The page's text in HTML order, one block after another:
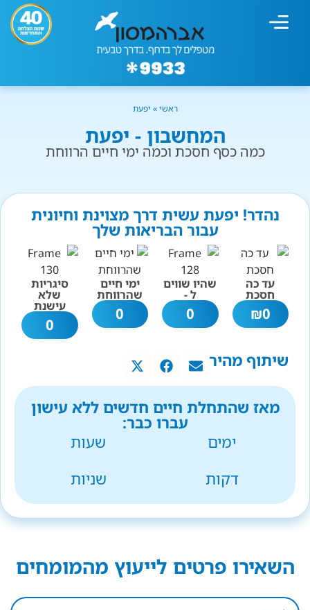
ראשי» יפעת
המחשבון - יפעת
כמה כסף חסכת וכמה ימי חיים הרווחת
נהדר! יפעת עשית דרך מצוינת וחיונית
עבור הבריאות שלך
עד כה
חסכת
0
₪
שהיו שווים
ל -
0
ימי חיים
שהרווחת
0
סיגריות
שלא
עישנת
0
שיתוף מהיר
מאז שהתחלת חיים חדשים ללא עישון
עברו כבר:
ימים
שעות
דקות
שניות
השאירו פרטים לייעוץ מהמומחים